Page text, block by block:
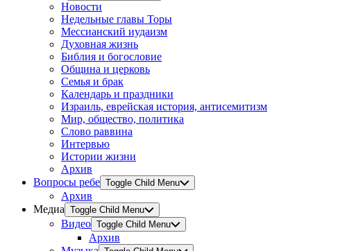
Новости
Недельные главы Торы
Мессианский иудаизм
Духовная жизнь
Библия и богословие
Община и церковь
Семья и брак
Календарь и праздники
Израиль, еврейская история, антисемитизм
Мир, общество, политика
Слово раввина
Интервью
Истории жизни
Архив
Вопросы ребе Toggle Child Menu
Архив
Медиа Toggle Child Menu
Видео Toggle Child Menu
Архив